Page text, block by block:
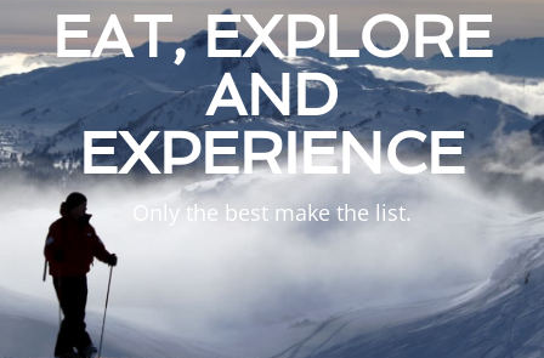
EAT, EXPLORE
AND
EXPERIENCE
Only the best make the list.